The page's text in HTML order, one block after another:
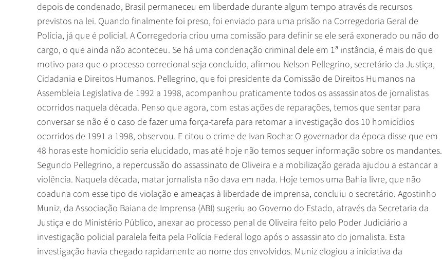
depois de condenado, Brasil permaneceu em liberdade durante algum tempo através de recursos
previstos na lei. Quando finalmente foi preso, foi enviado para uma prisão na Corregedoria Geral de
Polícia, já que é policial. A Corregedoria criou uma comissão para definir se ele será exonerado ou não do
cargo, o que ainda não aconteceu. Se há uma condenação criminal dele em 1ª instância, é mais do que
motivo para que o processo correcional seja concluído, afirmou Nelson Pellegrino, secretário da Justiça,
Cidadania e Direitos Humanos. Pellegrino, que foi presidente da Comissão de Direitos Humanos na
Assembleia Legislativa de 1992 a 1998, acompanhou praticamente todos os assassinatos de jornalistas
ocorridos naquela década. Penso que agora, com estas ações de reparações, temos que sentar para
conversar se não é o caso de fazer uma força-tarefa para retomar a investigação dos 10 homicídios
ocorridos de 1991 a 1998, observou. E citou o crime de Ivan Rocha: O governador da época disse que em
48 horas este homicídio seria elucidado, mas até hoje não temos sequer informação sobre os mandantes.
Segundo Pellegrino, a repercussão do assassinato de Oliveira e a mobilização gerada ajudou a estancar a
violência. Naquela década, matar jornalista não dava em nada. Hoje temos uma Bahia livre, que não
coaduna com esse tipo de violação e ameaças à liberdade de imprensa, concluiu o secretário. Agostinho
Muniz, da Associação Baiana de Imprensa (ABI) sugeriu ao Governo do Estado, através da Secretaria da
Justiça e do Ministério Público, anexar ao processo penal de Oliveira feito pelo Poder Judiciário a
investigação policial paralela feita pela Polícia Federal logo após o assassinato do jornalista. Esta
investigação havia chegado rapidamente ao nome dos envolvidos. Muniz elogiou a iniciativa da